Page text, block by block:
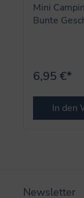
Mini
Bunte
6,95 €*
In den
Newsletter